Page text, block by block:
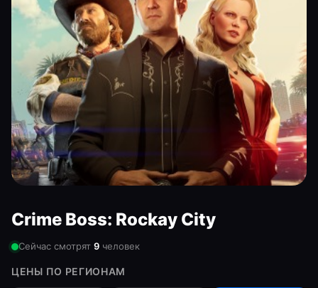
Crime Boss: Rockay City
Сейчас смотрят 9 человек
ЦЕНЫ ПО РЕГИОНАМ